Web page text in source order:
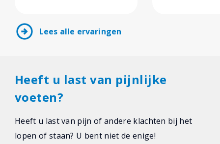
arrow_circle_right Lees alle ervaringen
Heeft u last van pijnlijke
voeten?
Heeft u last van pijn of andere klachten bij het
lopen of staan? U bent niet de enige!